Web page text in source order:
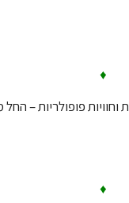
♦
פופולריות –
♦